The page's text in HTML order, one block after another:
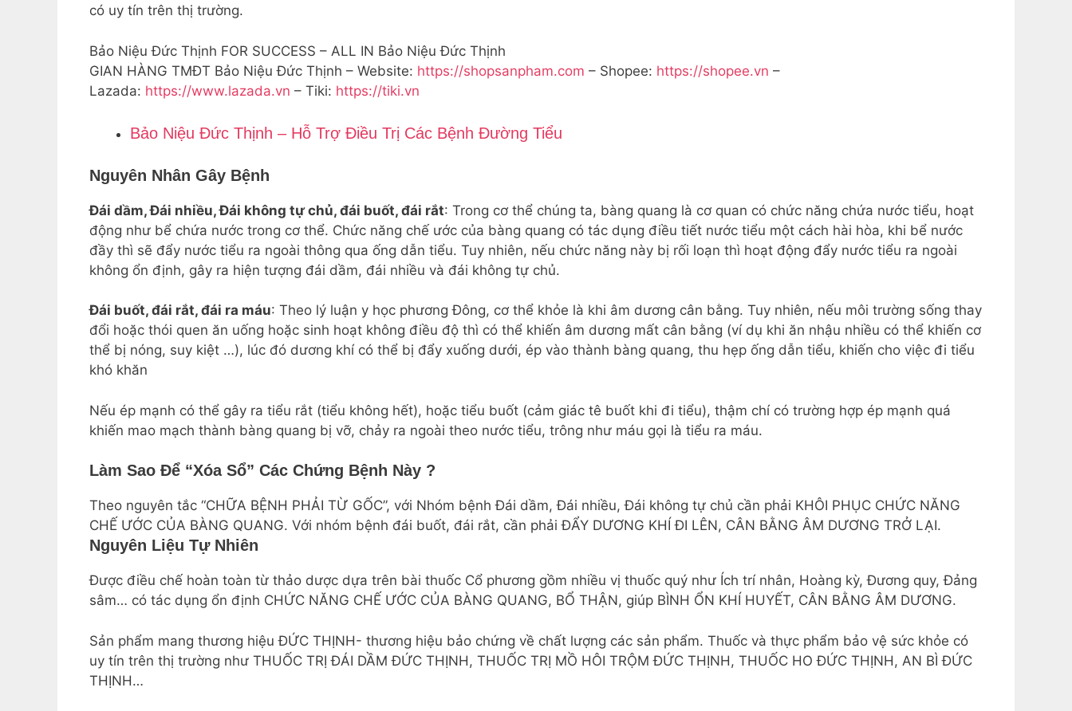
có uy tín trên thị trường.
Bảo Niệu Đức Thịnh FOR SUCCESS – ALL IN Bảo Niệu Đức Thịnh
GIAN HÀNG TMĐT Bảo Niệu Đức Thịnh – Website: https://shopsanpham.com – Shopee: https://shopee.vn –
Lazada: https://www.lazada.vn – Tiki: https://tiki.vn
Bảo Niệu Đức Thịnh – Hỗ Trợ Điều Trị Các Bệnh Đường Tiểu
Nguyên Nhân Gây Bệnh
Đái dầm, Đái nhiều, Đái không tự chủ, đái buốt, đái rắt: Trong cơ thể chúng ta, bàng quang là cơ quan có chức năng chứa nước tiểu, hoạt
động như bể chứa nước trong cơ thể. Chức năng chế ước của bàng quang có tác dụng điều tiết nước tiểu một cách hài hòa, khi bể nước
đầy thì sẽ đẩy nước tiểu ra ngoài thông qua ống dẫn tiểu. Tuy nhiên, nếu chức năng này bị rối loạn thì hoạt động đẩy nước tiểu ra ngoài
không ổn định, gây ra hiện tượng đái dầm, đái nhiều và đái không tự chủ.
Đái buốt, đái rắt, đái ra máu: Theo lý luận y học phương Đông, cơ thể khỏe là khi âm dương cân bằng. Tuy nhiên, nếu môi trường sống thay
đổi hoặc thói quen ăn uống hoặc sinh hoạt không điều độ thì có thể khiến âm dương mất cân bằng (ví dụ khi ăn nhậu nhiều có thể khiến cơ
thể bị nóng, suy kiệt …), lúc đó dương khí có thể bị đẩy xuống dưới, ép vào thành bàng quang, thu hẹp ống dẫn tiểu, khiến cho việc đi tiểu
khó khăn
Nếu ép mạnh có thể gây ra tiểu rắt (tiểu không hết), hoặc tiểu buốt (cảm giác tê buốt khi đi tiểu), thậm chí có trường hợp ép mạnh quá
khiến mao mạch thành bàng quang bị vỡ, chảy ra ngoài theo nước tiểu, trông như máu gọi là tiểu ra máu.
Làm Sao Để “xóa Sổ” Các Chứng Bệnh Này ?
Theo nguyên tắc “CHỮA BỆNH PHẢI TỪ GỐC”, với Nhóm bệnh Đái dầm, Đái nhiều, Đái không tự chủ cần phải KHÔI PHỤC CHỨC NĂNG
CHẾ ƯỚC CỦA BÀNG QUANG. Với nhóm bệnh đái buốt, đái rắt, cần phải ĐẨY DƯƠNG KHÍ ĐI LÊN, CÂN BẰNG ÂM DƯƠNG TRỞ LẠI.
Nguyên Liệu Tự Nhiên
Được điều chế hoàn toàn từ thảo dược dựa trên bài thuốc Cổ phương gồm nhiều vị thuốc quý như Ích trí nhân, Hoàng kỳ, Đương quy, Đảng
sâm… có tác dụng ổn định CHỨC NĂNG CHẾ ƯỚC CỦA BÀNG QUANG, BỔ THẬN, giúp BÌNH ỔN KHÍ HUYẾT, CÂN BẰNG ÂM DƯƠNG.
Sản phẩm mang thương hiệu ĐỨC THỊNH- thương hiệu bảo chứng về chất lượng các sản phẩm. Thuốc và thực phẩm bảo vệ sức khỏe có
uy tín trên thị trường như THUỐC TRỊ ĐÁI DẦM ĐỨC THỊNH, THUỐC TRỊ MỒ HÔI TRỘM ĐỨC THỊNH, THUỐC HO ĐỨC THỊNH, AN BÌ ĐỨC
THỊNH…